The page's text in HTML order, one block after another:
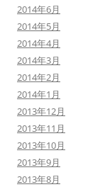
2014年6月
2014年5月
2014年4月
2014年3月
2014年2月
2014年1月
2013年12月
2013年11月
2013年10月
2013年9月
2013年8月